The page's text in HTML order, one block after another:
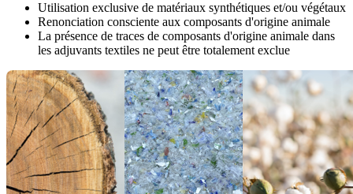
Utilisation exclusive de matériaux synthétiques et/ou végétaux
Renonciation consciente aux composants d'origine animale
La présence de traces de composants d'origine animale dans
les adjuvants textiles ne peut être totalement exclue